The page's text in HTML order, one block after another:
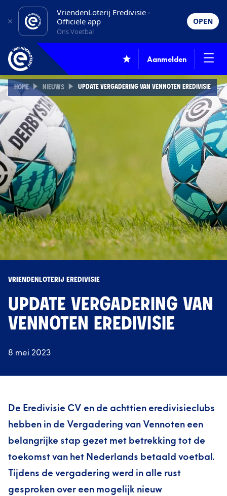
VriendenLoterij Eredivisie -
Officiële app
Ons Voetbal
OPEN
Aanmelden
HOME NIEUWS UPDATE VERGADERING VAN VENNOTEN EREDIVISIE
VRIENDENLOTERIJ EREDIVISIE
UPDATE VERGADERING VAN
VENNOTEN EREDIVISIE
8 mei 2023
De Eredivisie CV en de achttien eredivisieclubs
hebben in de Vergadering van Vennoten een
belangrijke stap gezet met betrekking tot de
toekomst van het Nederlands betaald voetbal.
Tijdens de vergadering werd in alle rust
gesproken over een mogelijk nieuw